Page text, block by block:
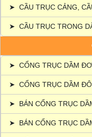
➤ CẦU TRỤC CẢNG,
➤ CẦU TRỤC TRONG
➤ CỔNG TRỤC DẦM
➤ CỔNG TRỤC DẦM
➤ BÁN CỔNG TRỤC
➤ BÁN CỔNG TRỤC